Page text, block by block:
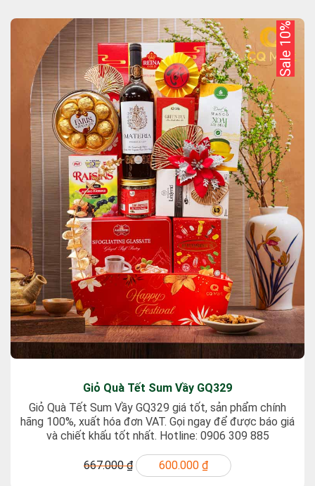
Sale 10%
Giỏ Quà Tết Sum Vầy GQ329
Giỏ Quà Tết Sum Vầy GQ329 giá tốt, sản phẩm chính
hãng 100%, xuất hóa đơn VAT. Gọi ngay để được báo giá
và chiết khấu tốt nhất. Hotline: 0906 309 885
667.000 ₫ 600.000 ₫